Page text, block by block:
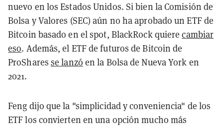
nuevo en los Estados Unidos. Si bien la Comisión de
Bolsa y Valores (SEC) aún no ha aprobado un ETF de
Bitcoin basado en el spot, BlackRock quierecambiar
eso. Además, el ETF de futuros de Bitcoin de
ProShares se lanzó en la Bolsa de Nueva York en
2021.
Feng dijo que la "simplicidad y conveniencia" de los
ETF los convierten en una opción mucho más